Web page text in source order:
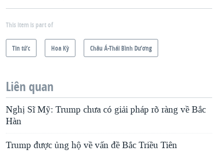
This item is part of
Tin tức Hoa Kỳ Châu Á-Thái Bình Dương
Liên quan
Nghị Sĩ Mỹ: Trump chưa có giải pháp rõ ràng về Bắc
Hàn
Trump được ủng hộ về vấn đề Bắc Triều Tiên